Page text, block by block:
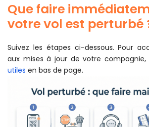
Que faire
votre vol est perturbé
Suivez les étapes ci-dessous. Pour
aux mises à jour de votre compagnie,
utiles en bas de page.